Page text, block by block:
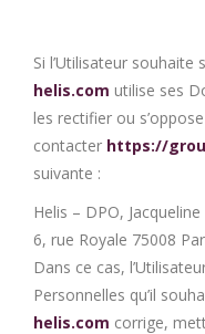
Si l’Utilisateur
helis.com utilise ses
les rectifier ou
contacter https://
suivante :
Helis – DPO,
6, rue Royale 75008
Dans ce cas,
Personnelles qu’il
helis.com corrige,